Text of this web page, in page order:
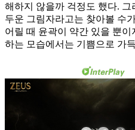
해하지 않을까 걱정도 했다.
두운 그림자라고는 찾아볼 수
어릴 때 윤곽이 약간 있을 뿐
하는 모습에서는 기쁨으로 가